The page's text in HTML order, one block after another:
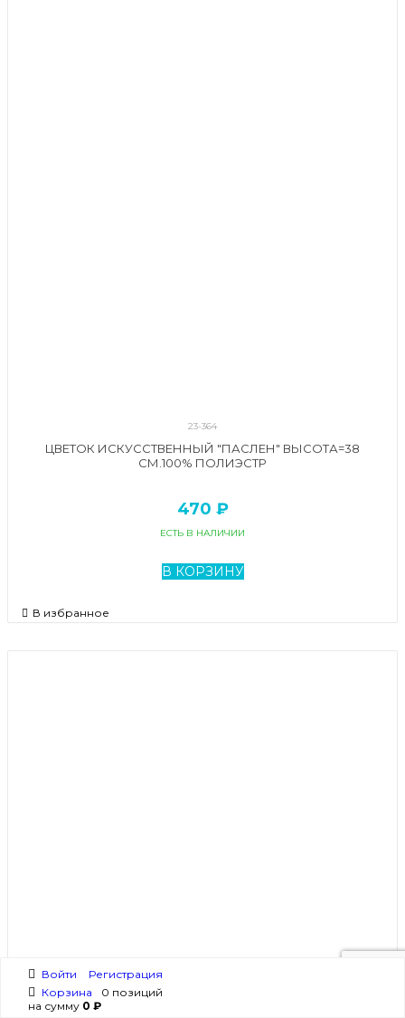
23-364
ЦВЕТОК ИСКУССТВЕННЫЙ "ПАСЛЕН" ВЫСОТА=38
СМ.100% ПОЛИЭСТР
470 ₽
ЕСТЬ В НАЛИЧИИ
В КОРЗИНУ
В избранное
Войти
Регистрация
Корзина
0 позиций
на сумму 0 ₽